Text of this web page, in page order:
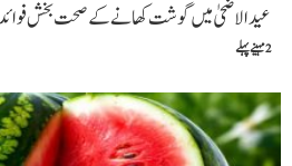
عیدالاضحیٰ میں گوشت کھانے کے صحت بخش فوائد
2 مہینے پہلے